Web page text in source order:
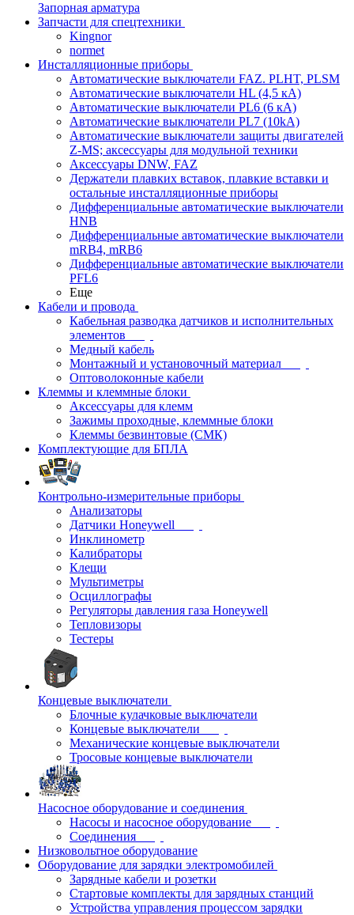
Запорная арматура
Запчасти для спецтехники
Kingnor
normet
Инсталляционные приборы
Автоматические выключатели FAZ. PLHT, PLSM
Автоматические выключатели HL (4,5 кА)
Автоматические выключатели PL6 (6 кА)
Автоматические выключатели PL7 (10kA)
Автоматические выключатели защиты двигателей
Z-MS; аксессуары для модульной техники
Аксессуары DNW, FAZ
Держатели плавких вставок, плавкие вставки и
остальные инсталляционные приборы
Дифференциальные автоматические выключатели
HNB
Дифференциальные автоматические выключатели
mRB4, mRB6
Дифференциальные автоматические выключатели
PFL6
Еще
Кабели и провода
Кабельная разводка датчиков и исполнительных
элементов
Медный кабель
Монтажный и установочный материал
Оптоволоконные кабели
Клеммы и клеммные блоки
Аксессуары для клемм
Зажимы проходные, клеммные блоки
Клеммы безвинтовые (СМК)
Комплектующие для БПЛА
Контрольно-измерительные приборы
Анализаторы
Датчики Honeywell
Инклинометр
Калибраторы
Клещи
Мультиметры
Осциллографы
Регуляторы давления газа Honeywell
Тепловизоры
Тестеры
Концевые выключатели
Блочные кулачковые выключатели
Концевые выключатели
Механические концевые выключатели
Тросовые концевые выключатели
Насосное оборудование и соединения
Насосы и насосное оборудование
Соединения
Низковольтное оборудование
Оборудование для зарядки электромобилей
Зарядные кабели и розетки
Стартовые комплекты для зарядных станций
Устройства управления процессом зарядки